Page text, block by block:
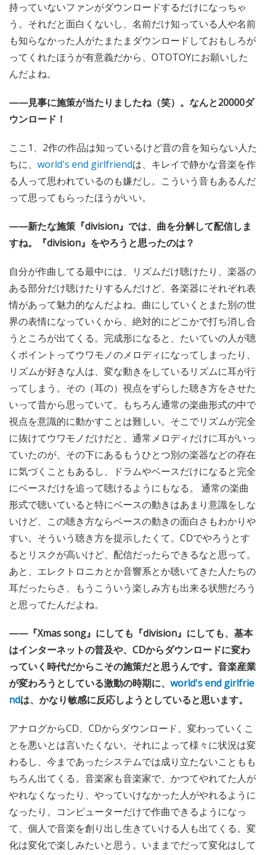
持っていないファンがダウンロードするだけになっちゃ
う。それだと面白くないし、名前だけ知っている人や名前
も知らなかった人がたまたまダウンロードしておもしろが
ってくれたほうが有意義だから、OTOTOYにお願いした
んだよね。
——見事に施策が当たりましたね（笑）。なんと20000ダ
ウンロード！
ここ1、2作の作品は知っているけど昔の音を知らない人た
ちに、 world's end girlfriendは、キレイで静かな音楽を作
る人って思われているのも嫌だし。こういう音もあるんだ
って思ってもらったほうがいい。
——新たな施策『division』では、曲を分解して配信しま
すね。『division』をやろうと思ったのは？
自分が作曲してる最中には、リズムだけ聴けたり、楽器の
ある部分だけ聴けたりするんだけど、各楽器にそれぞれ表
情があって魅力的なんだよね。曲にしていくとまた別の世
界の表情になっていくから、絶対的にどこかで打ち消し合
うところが出てくる。完成形になると、たいていの人が聴
くポイントってウワモノのメロディになってしまったり、
リズムが好きな人は、変な動きをしているリズムに耳が行
ってしまう。その（耳の）視点をずらした聴き方をさせた
いって昔から思っていて。もちろん通常の楽曲形式の中で
視点を意識的に動かすことは難しい。そこでリズムが完全
に抜けてウワモノだけだと、通常メロディだけに耳がいっ
ていたのが、その下にあるもうひとつ別の楽器などの存在
に気づくこともあるし、ドラムやベースだけになると完全
にベースだけを追って聴けるようにもなる。 通常の楽曲
形式で聴いていると特にベースの動きはあまり意識をしな
いけど、この聴き方ならベースの動きの面白さもわかりや
すい。そういう聴き方を提示したくて。CDでやろうとす
るとリスクが高いけど、配信だったらできるなと思って。
あと、エレクトロニカとか音響系とか聴いてきた人たちの
耳だったらさ、もうこういう楽しみ方も出来る状態だろう
と思ってたんだよね。
——『Xmas song』にしても『division』にしても、基本
はインターネットの普及や、CDからダウンロードに変わ
っていく時代だからこその施策だと思うんです。音楽産業
が変わろうとしている激動の時期に、 world's end girlfrie
ndは、かなり敏感に反応しようとしていると思います。
アナログからCD、CDからダウンロード。変わっていくこ
とを悪いとは言いたくない。それによって様々に状況は変
わるし、今まであったシステムでは成り立たないこともも
ちろん出てくる。音楽家も音楽家で、かつてやれてた人が
やれなくなったり、やっていけなかった人がやれるように
なったり。コンピューターだけで作曲できるようになっ
て、個人で音楽を創り出し生きていける人も出てくる。変
化は変化で楽しみたいと思う。いままでだって変化はして